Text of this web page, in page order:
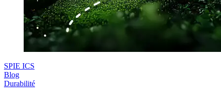
SPIE ICS
Blog
Durabilité